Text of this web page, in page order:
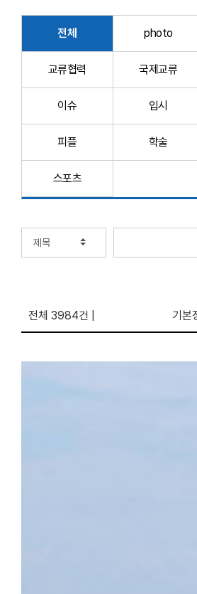
전체 photo
교류협력 국제교류
이슈 입시
피플 학술
스포츠
전체 3984건 기본